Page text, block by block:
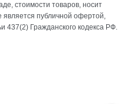
стоимости товаров, носит
публичной офертой,
Гражданского кодекса РФ.